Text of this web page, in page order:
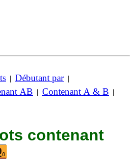
| Débutant par|
AB | Contenant A & B |
contenant